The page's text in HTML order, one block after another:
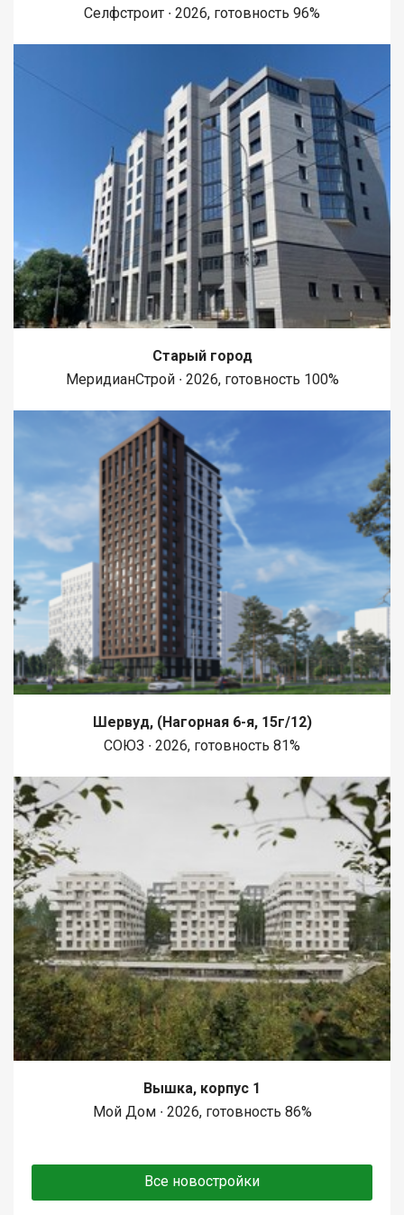
Селфстроит ∙ 2026, готовность 96%
Старый город
МеридианСтрой ∙ 2026, готовность 100%
Шервуд, (Нагорная 6-я, 15г/12)
СОЮЗ ∙ 2026, готовность 81%
Вышка, корпус 1
Мой Дом ∙ 2026, готовность 86%
Все новостройки